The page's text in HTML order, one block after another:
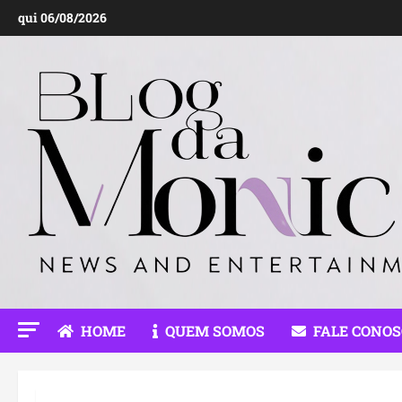
para
conteúdo
qui 06/08/2026
HOME QUEM SOMOS FALE